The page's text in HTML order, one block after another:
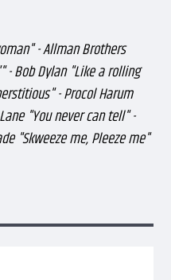
- Allman Brothers
- Bob Dylan "Like a rolling
- Procol Harum
"You never can tell" -
"Skweeze me, Pleeze me"